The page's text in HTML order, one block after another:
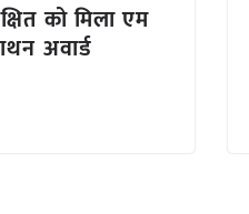
को मिला एम
अवार्ड